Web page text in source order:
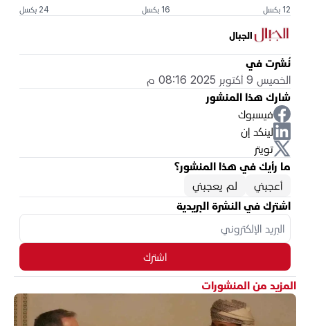
12 بكسل 16 بكسل 24 بكسل
الجبال
نُشرت في
الخميس 9 أكتوبر 2025 08:16 م
شارك هذا المنشور
فيسبوك
لينكد إن
تويتر
ما رأيك في هذا المنشور؟
أعجبني
لم يعجبني
اشترك في النشرة البريدية
اشترك
المزيد من المنشورات